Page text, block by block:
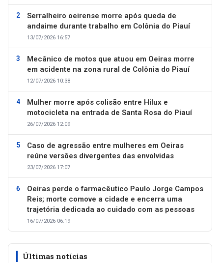
Serralheiro oeirense morre após queda de
andaime durante trabalho em Colônia do Piauí
13/07/2026 16:57
Mecânico de motos que atuou em Oeiras morre
em acidente na zona rural de Colônia do Piauí
12/07/2026 10:38
Mulher morre após colisão entre Hilux e
motocicleta na entrada de Santa Rosa do Piauí
26/07/2026 12:09
Caso de agressão entre mulheres em Oeiras
reúne versões divergentes das envolvidas
23/07/2026 17:07
Oeiras perde o farmacêutico Paulo Jorge Campos
Reis; morte comove a cidade e encerra uma
trajetória dedicada ao cuidado com as pessoas
16/07/2026 06:19
Últimas notícias